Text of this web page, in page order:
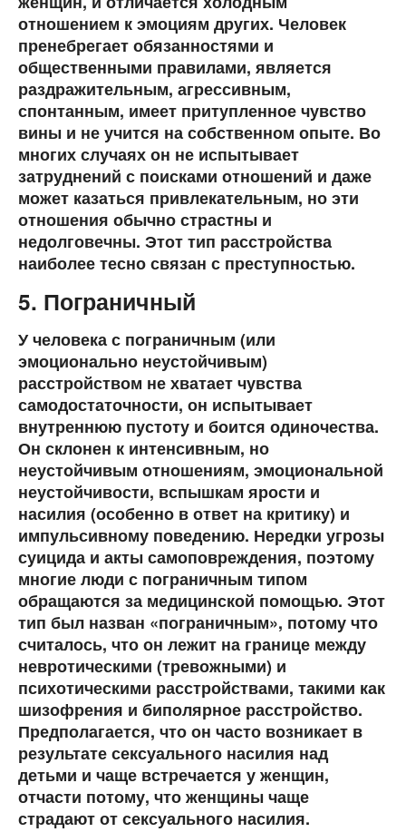
отношением к эмоциям других. Человек
пренебрегает обязанностями и
общественными правилами, является
раздражительным, агрессивным,
спонтанным, имеет притупленное чувство
вины и не учится на собственном опыте. Во
многих случаях он не испытывает
затруднений с поисками отношений и даже
может казаться привлекательным, но эти
отношения обычно страстны и
недолговечны. Этот тип расстройства
наиболее тесно связан с преступностью.
5. Пограничный
У человека с пограничным (или
эмоционально неустойчивым)
расстройством не хватает чувства
самодостаточности, он испытывает
внутреннюю пустоту и боится одиночества.
Он склонен к интенсивным, но
неустойчивым отношениям, эмоциональной
неустойчивости, вспышкам ярости и
насилия (особенно в ответ на критику) и
импульсивному поведению. Нередки угрозы
суицида и акты самоповреждения, поэтому
многие люди с пограничным типом
обращаются за медицинской помощью. Этот
тип был назван «пограничным», потому что
считалось, что он лежит на границе между
невротическими (тревожными) и
психотическими расстройствами, такими как
шизофрения и биполярное расстройство.
Предполагается, что он часто возникает в
результате сексуального насилия над
детьми и чаще встречается у женщин,
отчасти потому, что женщины чаще
страдают от сексуального насилия.